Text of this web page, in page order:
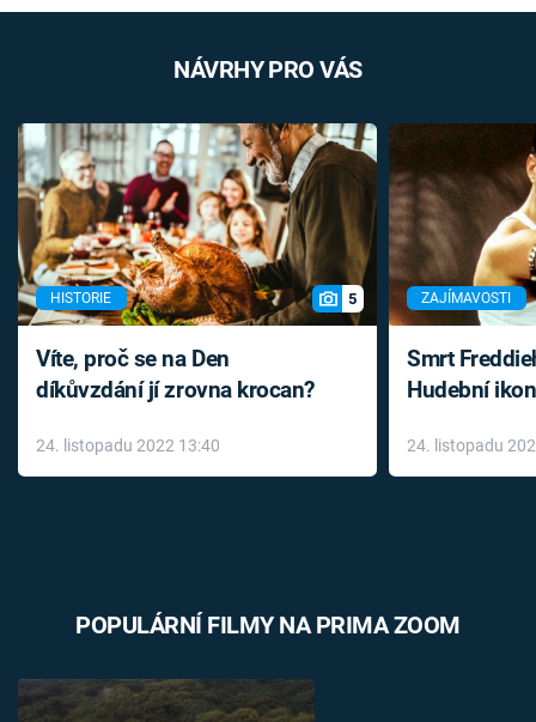
NÁVRHY PRO VÁS
HISTORIE 5
Víte, proč se na Den
díkůvzdání jí zrovna krocan?
24. listopadu 2022 13:40
ZAJÍMAVOSTI
Smrt
Hudební
léky
24. listopadu
POPULÁRNÍ FILMY NA PRIMA ZOOM